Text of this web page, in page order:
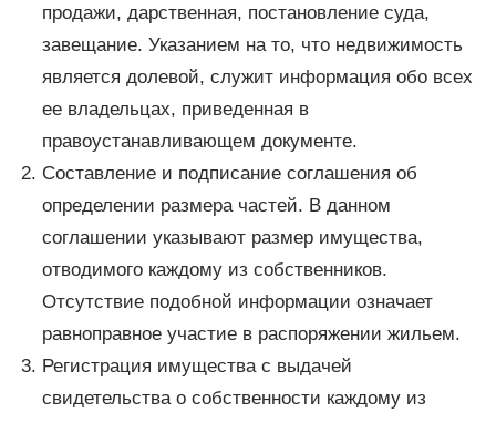
продажи, дарственная, постановление суда,
завещание. Указанием на то, что недвижимость
является долевой, служит информация обо всех
ее владельцах, приведенная в
правоустанавливающем документе.
Составление и подписание соглашения об
определении размера частей. В данном
соглашении указывают размер имущества,
отводимого каждому из собственников.
Отсутствие подобной информации означает
равноправное участие в распоряжении жильем.
Регистрация имущества с выдачей
свидетельства о собственности каждому из